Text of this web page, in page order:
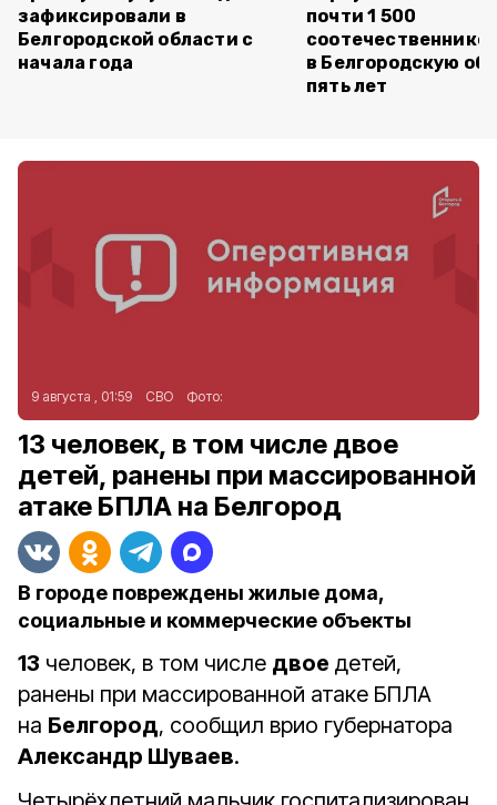
зафиксировали в
Белгородской области с
начала года
почти 1 500
в Белгородскую
пять лет
9 августа , 01:59 СВО Фото:
13 человек, в том числе двое
детей, ранены при массированной
атаке БПЛА на Белгород
В городе повреждены жилые дома,
социальные и коммерческие объекты
13 человек, в том числе двое детей,
ранены при массированной атаке БПЛА
на Белгород, сообщил врио губернатора
Александр Шуваев.